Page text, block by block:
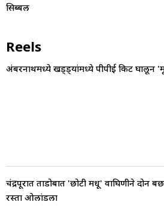
सिब्बल
Reels
अंबरनाथमध्ये खड्ड्यांमध्ये पीपीई किट घालून
चंद्रपूरात ताडोबात 'छोटी मधू' वाघिणीने दोन
रस्ता ओलांडला